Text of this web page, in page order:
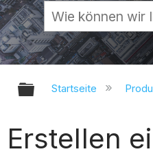
Globale
Startseite
Erstellen